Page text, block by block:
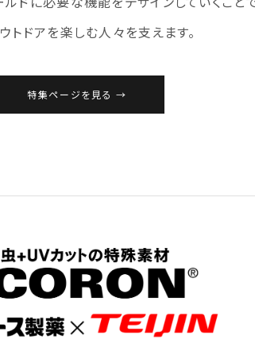
トドアを楽しむ人々を支えます。
特集ページを見る